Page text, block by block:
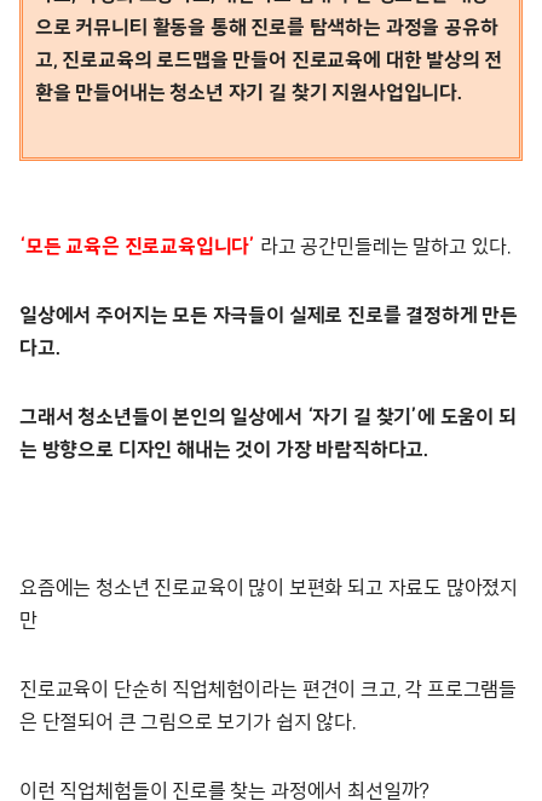
으로 커뮤니티 활동을 통해 진로를 탐색하는 과정을 공유하
고, 진로교육의 로드맵을 만들어 진로교육에 대한 발상의 전
환을 만들어내는 청소년 자기 길 찾기 지원사업입니다.
‘모든 교육은 진로교육입니다’ 라고 공간민들레는 말하고 있다.
일상에서 주어지는 모든 자극들이 실제로 진로를 결정하게 만든
다고.
그래서 청소년들이 본인의 일상에서 ‘자기 길 찾기’에 도움이 되
는 방향으로 디자인 해내는 것이 가장 바람직하다고.
요즘에는 청소년 진로교육이 많이 보편화 되고 자료도 많아졌지
만
진로교육이 단순히 직업체험이라는 편견이 크고, 각 프로그램들
은 단절되어 큰 그림으로 보기가 쉽지 않다.
이런 직업체험들이 진로를 찾는 과정에서 최선일까?